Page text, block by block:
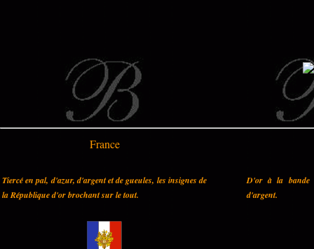
France
Tiercé en pal, d'azur, d'argent et de gueules, les insignes de
la République d'or brochant sur le tout.
D'or à la bande
d'argent.